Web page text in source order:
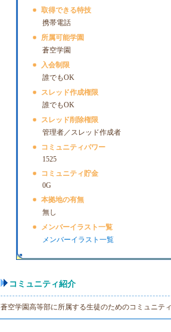
取得できる特技
携帯電話
所属可能学園
蒼空学園
入会制限
誰でもOK
スレッド作成権限
誰でもOK
スレッド削除権限
管理者／スレッド作成者
コミュニティパワー
1525
コミュニティ貯金
0G
本拠地の有無
無し
メンバーイラスト一覧
メンバーイラスト一覧
コミュニティ紹介
蒼空学園高等部に所属する生徒のためのコミュニテ